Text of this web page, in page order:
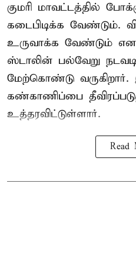
குமரி மாவட்டத்தில்
கடைபிடிக்க வேண்டும்.
உருவாக்க வேண்டும்
ஸ்டாலின் பல்வேறு
மேற்கொண்டு
கண்காணிப்பை
உத்தரவிட்டுள்ளார்.
Read